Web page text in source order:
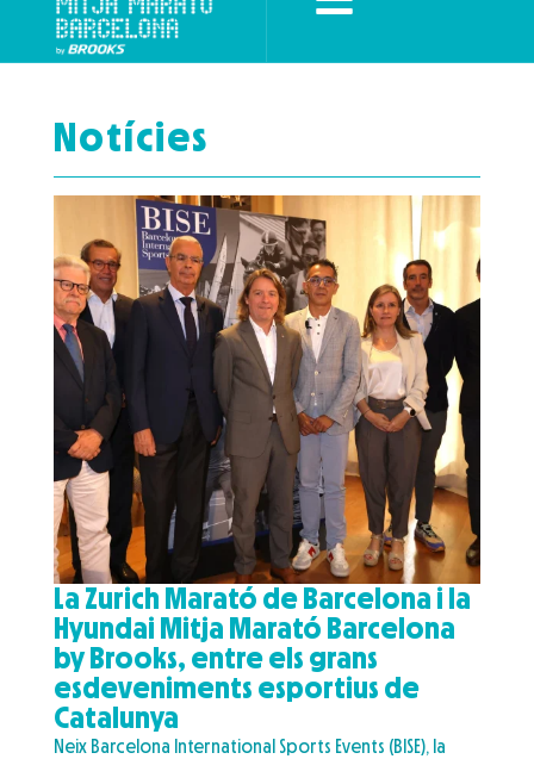
Notícies
La Zurich Marató de Barcelona i la
Hyundai Mitja Marató Barcelona
by Brooks, entre els grans
esdeveniments esportius de
Catalunya
Neix Barcelona International Sports Events (BISE), la